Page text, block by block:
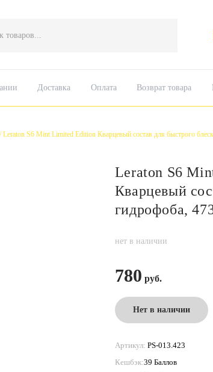
Доставка Оплата Возврат товара
/Leraton S6 Mint Limited Edition Кварцевый состав для быстрого
Leraton S6
Кварцевый
гидрофоба,
нет в наличии
780
Нет в наличии
Артикул: PS-013.423
Кешбэк:39 Баллов